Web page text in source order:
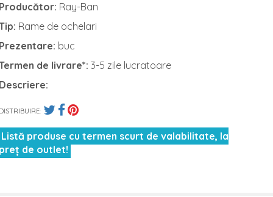
Ray-Ban
Rame de ochelari
buc
de livrare*:3-5 zile lucratoare
Listă produse cu termen scurt de valabilitate, la
de outlet!